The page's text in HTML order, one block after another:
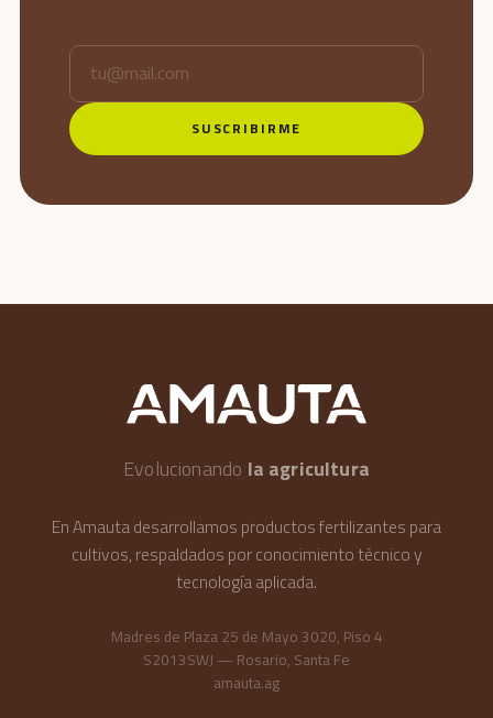
SUSCRIBIRME
Evolucionando la agricultura
En Amauta desarrollamos productos fertilizantes para
cultivos, respaldados por conocimiento técnico y
tecnología aplicada.
Madres de Plaza 25 de Mayo 3020, Piso 4
S2013SWJ — Rosario, Santa Fe
amauta.ag